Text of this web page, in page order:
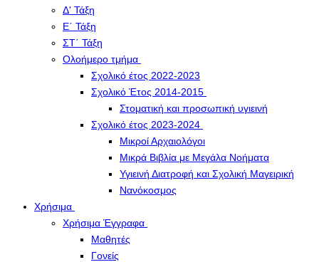
Δ' Τάξη
Ε΄ Τάξη
ΣΤ΄ Τάξη
Ολοήμερο τμήμα
Σχολικό έτος 2022-2023
Σχολικό Έτος 2014-2015
Στοματική και προσωπική υγιεινή
Σχολικό έτος 2023-2024
Μικροί Αρχαιολόγοι
Μικρά Βιβλία με Μεγάλα Νοήματα
Υγιεινή Διατροφή και Σχολική Μαγειρική
Νανόκοσμος
Χρήσιμα
Χρήσιμα Έγγραφα
Μαθητές
Γονείς